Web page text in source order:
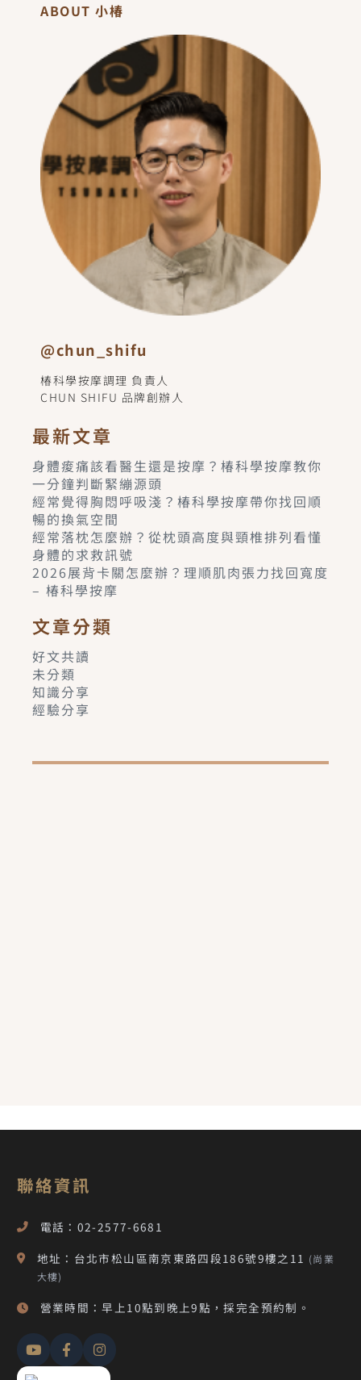
ABOUT 小椿
@chun_shifu
椿科學按摩調理 負責人
CHUN SHIFU 品牌創辦人
最新文章
身體痠痛該看醫生還是按摩？椿科學按摩教你
一分鐘判斷緊繃源頭
經常覺得胸悶呼吸淺？椿科學按摩帶你找回順
暢的換氣空間
經常落枕怎麼辦？從枕頭高度與頸椎排列看懂
身體的求救訊號
2026展背卡關怎麼辦？理順肌肉張力找回寬度
– 椿科學按摩
文章分類
好文共讀
未分類
知識分享
經驗分享
聯絡資訊
電話：02-2577-6681
地址：台北市松山區南京東路四段186號9樓之11 (尚業
大樓)
營業時間：早上10點到晚上9點，採完全預約制。